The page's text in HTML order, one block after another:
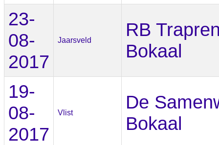
23-
08-
2017
Jaarsveld
RB
Bokaal
19-
08-
2017
Vlist
De
Bokaal